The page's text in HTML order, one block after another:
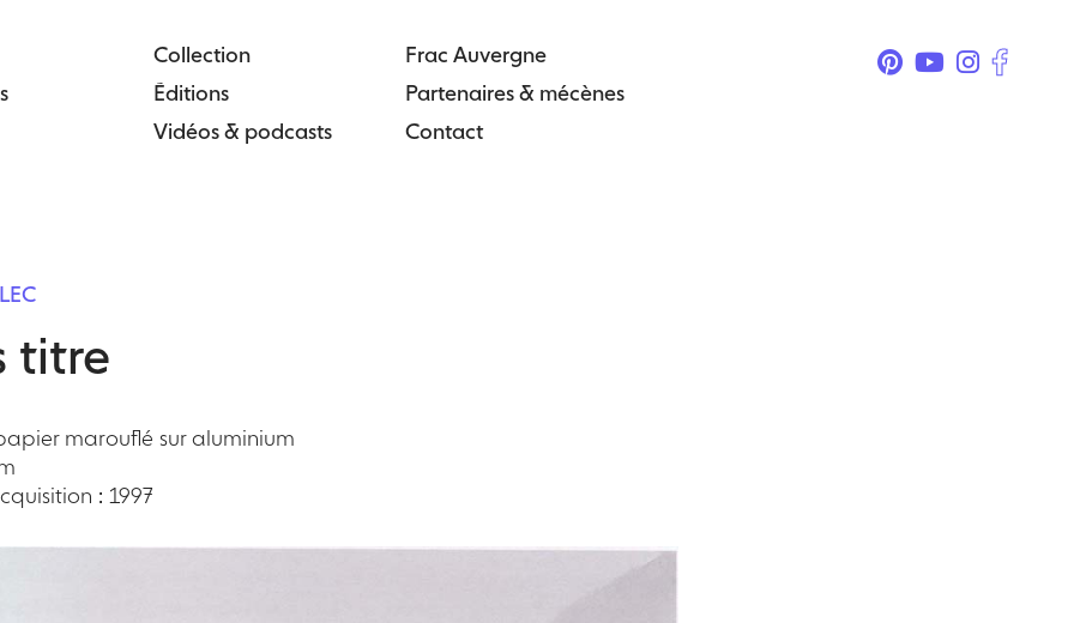
Collection
Éditions
Vidéos & podcasts
Frac Auvergne
Partenaires & mécènes
Contact
titre
marouflé sur aluminium
: 1997